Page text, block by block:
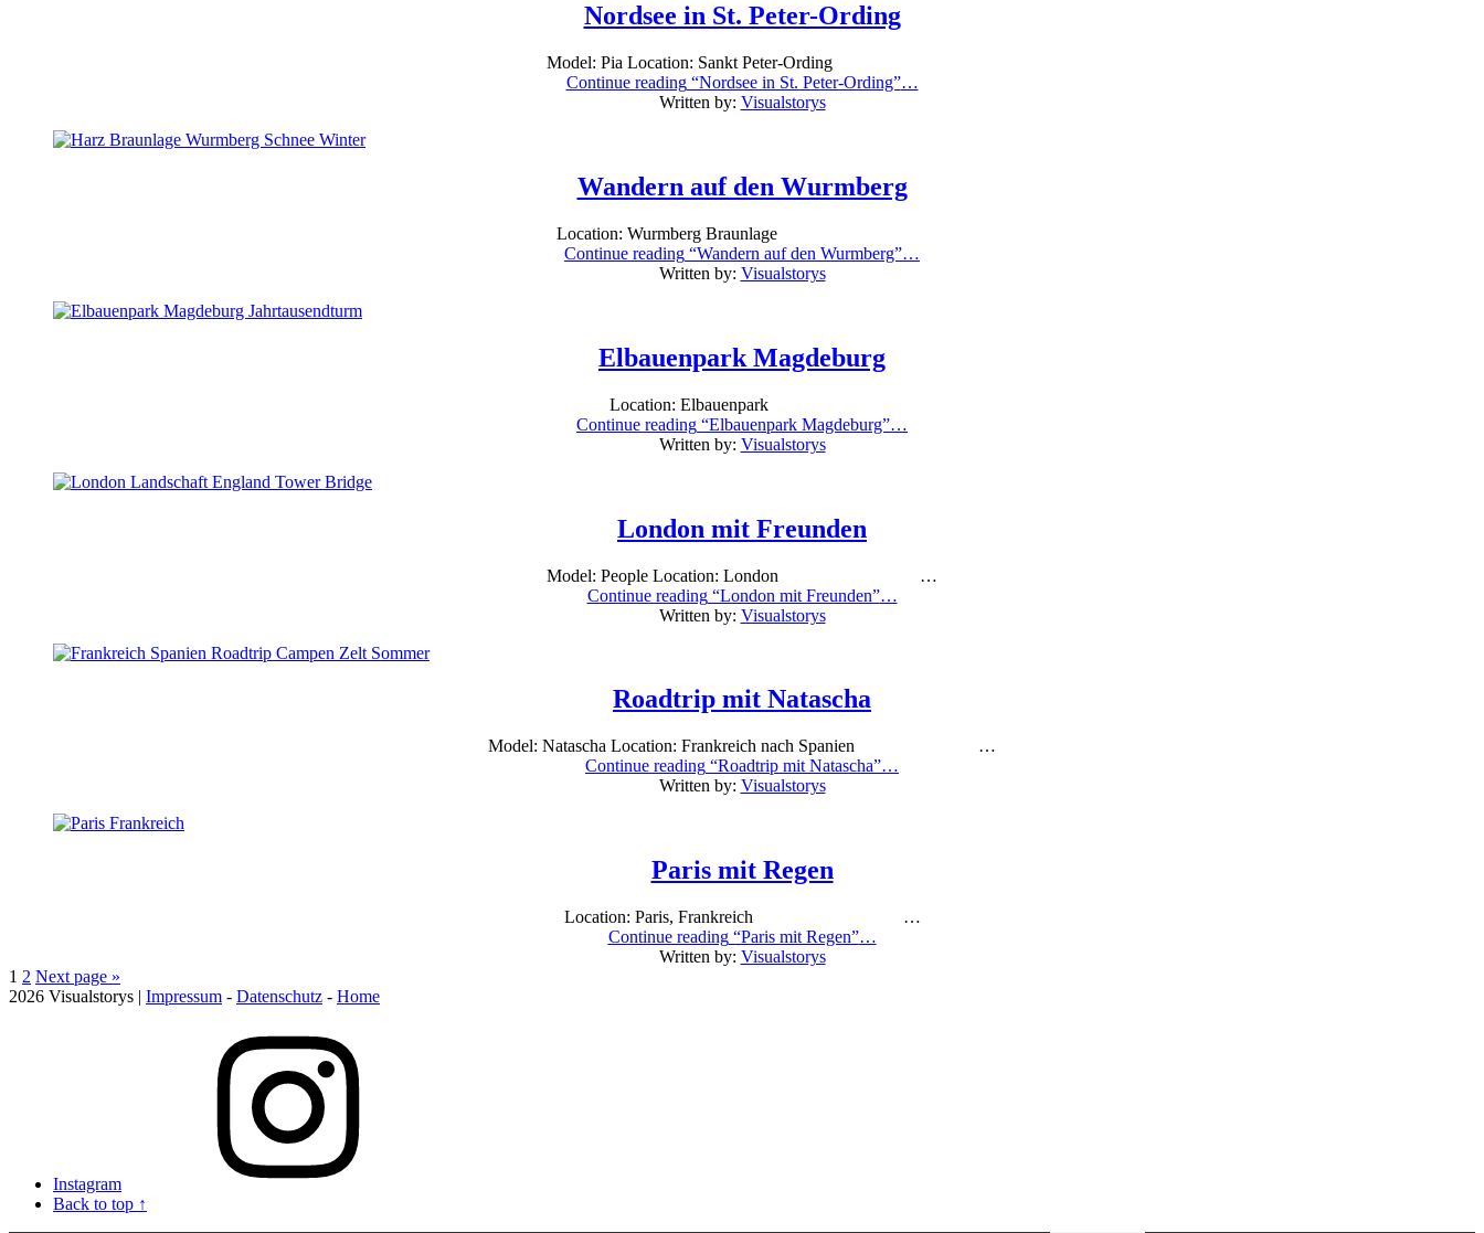
updated
on:
Nordsee in St. Peter-Ording
Model: Pia Location: Sankt Peter-Ording
Continue reading“Nordsee in St. Peter-Ording”…
Posted
updated
on:
Written by: Visualstorys
Wandern auf den Wurmberg
Location: Wurmberg Braunlage
Continue reading “Wandern auf den Wurmberg”…
Posted
updated
on:
Written by: Visualstorys
Elbauenpark Magdeburg
Location: Elbauenpark
Continue reading “Elbauenpark Magdeburg”…
Posted
updated
on:
Written by: Visualstorys
London mit Freunden
Model: People Location: London …
Continue reading“London mit Freunden”…
Posted
updated
on:
Written by: Visualstorys
Roadtrip mit Natascha
Model: Natascha Location: Frankreich nach Spanien …
Continue reading “Roadtrip mit Natascha”…
Posted
updated
on:
Written by: Visualstorys
Paris mit Regen
Location: Paris, Frankreich …
Continue reading“Paris mit Regen”…
Posted
Written by: Visualstorys
1 2 Next page »
2026 Visualstorys | Impressum - Datenschutz - Home
Instagram
Back to top ↑